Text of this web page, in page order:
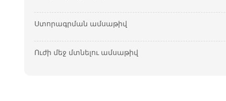
Ստորագրման ամսաթիվ
Ուժի մեջ մտնելու ամսաթիվ